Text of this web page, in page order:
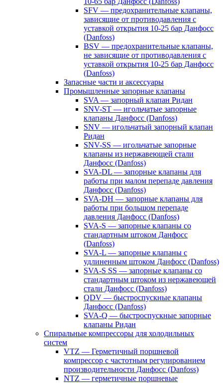
SFV — предохранительные клапаны,
зависящие от противодавления с
уставкой открытия 10-25 бар Данфосс
(Danfoss)
BSV — предохранительные клапаны,
не зависящие от противодавления с
уставкой открытия 10-25 бар Данфосс
(Danfoss)
Запасные части и аксессуары
Промышленные запорные клапаны
SVA — запорный клапан Ридан
SNV-ST — игольчатые запорные
клапаны Данфосс (Danfoss)
SNV — игольчатый запорный клапан
Ридан
SNV-SS — игольчатые запорные
клапаны из нержавеющей стали
Данфосс (Danfoss)
SVA-DL — запорные клапаны для
работы при малом перепаде давления
Данфосс (Danfoss)
SVA-DH — запорные клапаны для
работы при большом перепаде
давления Данфосс (Danfoss)
SVA-S — запорные клапаны со
стандартным штоком Данфосс
(Danfoss)
SVA-L — запорные клапаны с
удлиненным штоком Данфосс (Danfoss)
SVA-S SS — запорные клапаны со
стандартным штоком из нержавеющей
стали Данфосс (Danfoss)
QDV — быстроспускные клапаны
Данфосс (Danfoss)
SVA-Q — быстроспускные запорные
клапаны Ридан
Спиральные компрессоры для холодильных
систем
VTZ — Герметичный поршневой
компрессор с частотным регулированием
производительности Данфосс (Danfoss)
NTZ — герметичные поршневые